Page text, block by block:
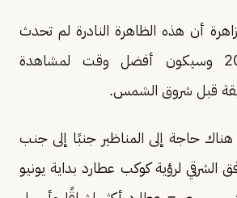
أن هذه الظاهرة النادرة لم تحدث
منذ ديسمبر 2004 وسيكون أفضل وقت لمشاهدة
حاجة إلى المناظير جنبًا إلى جنب
الشرقي لرؤية كوكب عطارد بداية يونيو